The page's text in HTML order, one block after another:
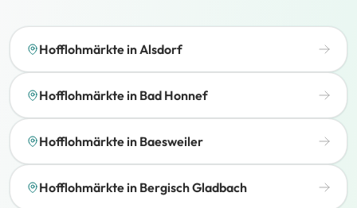
Hofflohmärkte in Alsdorf
Hofflohmärkte in Bad Honnef
Hofflohmärkte in Baesweiler
Hofflohmärkte in Bergisch Gladbach